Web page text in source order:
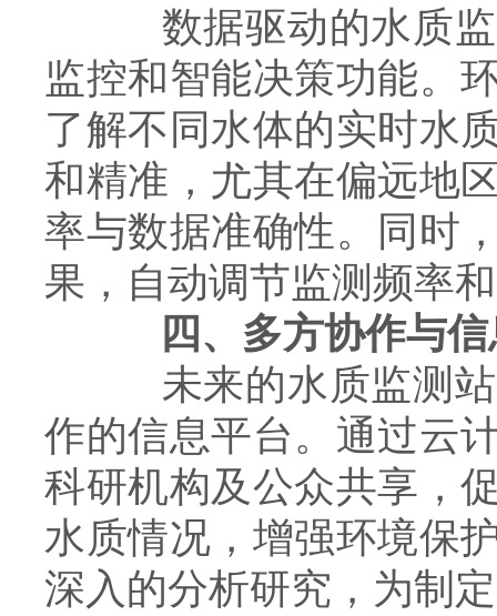
数据驱动的水质监
监控和智能决策功能。
了解不同水体的实时水
和精准，尤其在偏远地
率与数据准确性。同时
果，自动调节监测频率
四、多方协作与
未来的水质监测站
作的信息平台。通过云
科研机构及公众共享，
水质情况，增强环境保
深入的分析研究，为制